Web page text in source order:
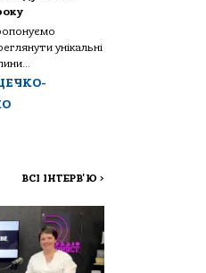
унікальні
ВСІ ІНТЕРВ'Ю >